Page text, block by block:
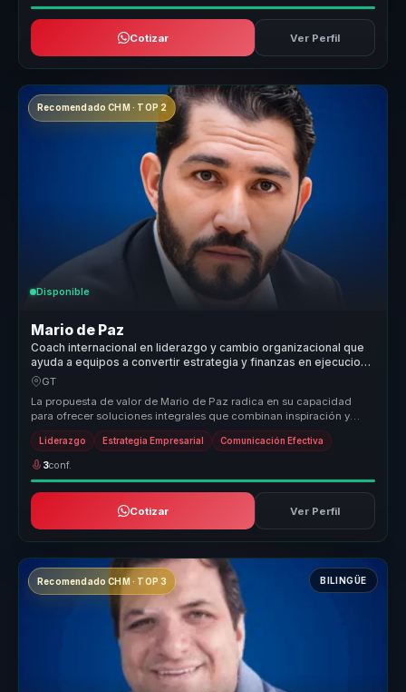
Cotizar Ver Perfil
Recomendado CHM · TOP 2
Disponible
Mario de Paz
Coach internacional en liderazgo y cambio organizacional que
ayuda a equipos a convertir estrategia y finanzas en ejecucion,
foco y crecimiento.
GT
La propuesta de valor de Mario de Paz radica en su capacidad
para ofrecer soluciones integrales que combinan inspiración y
acción. Su enf...
Liderazgo Estrategia Empresarial Comunicación Efectiva
3conf.
Cotizar Ver Perfil
Recomendado CHM · TOP 3 BILINGÜE